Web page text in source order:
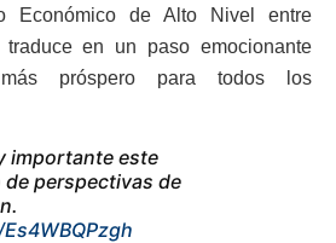
Económico de Alto Nivel entre
en un paso emocionante
próspero para todos los
importante este
perspectivas de